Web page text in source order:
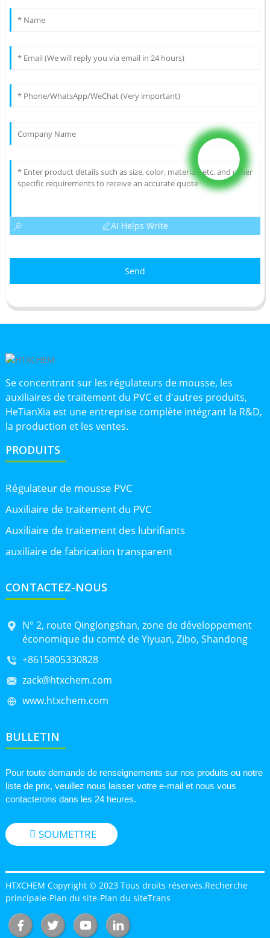
AI Helps Write
Send
Se concentrant sur les régulateurs de mousse, les
auxiliaires de traitement du PVC et d'autres produits,
HeTianXia est une entreprise complète intégrant la R&D,
la production et les ventes.
PRODUITS
Régulateur de mousse PVC
Auxiliaire de traitement du PVC
Auxiliaire de traitement des lubrifiants
auxiliaire de fabrication transparent
CONTACTEZ-NOUS
N° 2, route Qinglongshan, zone de développement
économique du comté de Yiyuan, Zibo, Shandong
+8615805330828
zack@htxchem.com
www.htxchem.com
BULLETIN
Pour toute demande de renseignements sur nos produits ou notre
liste de prix, veuillez nous laisser votre e-mail et nous vous
contacterons dans les 24 heures.
SOUMETTRE
HTXCHEM Copyright © 2023 Tous droits réservés.Recherche
principale-Plan du site-Plan du siteTrans